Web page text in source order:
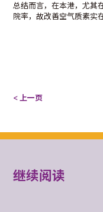
总结而言，在本港，尤其
院率，故改善空气质素实
< 上一页
继续阅读